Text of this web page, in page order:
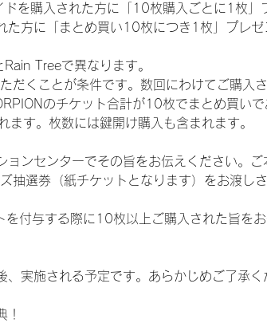
を購入された方に「10枚購入ごとに1枚」
方に「まとめ買い10枚につき1枚」プレゼ
Treeで異なります。
だくことが条件です。数回にわけてご購入
のチケット合計が10枚でまとめ買い
ます。枚数には鍵開け購入も含まれます。
ンセンターでその旨をお伝えください。
抽選券（紙チケットとなります）をお渡しさ
を付与する際に10枚以上ご購入された旨を
実施される予定です。あらかじめご了承く
！